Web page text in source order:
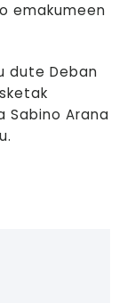
emakumeen
dute Deban
Sabino Arana